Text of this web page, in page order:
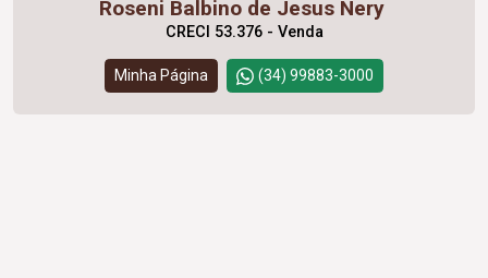
Roseni Balbino de Jesus Nery
CRECI 53.376 - Venda
Minha Página (34) 99883-3000